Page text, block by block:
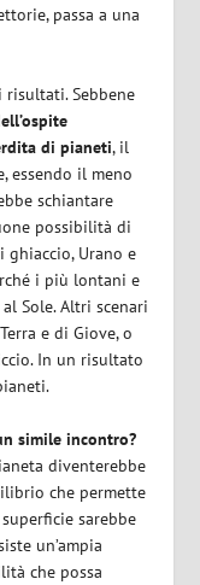
passa a una
risultati. Sebbene
di pianeti, il
essendo il meno
schiantare
possibilità di
Urano e
i più lontani e
Sole. Altri scenari
e di Giove, o
In un risultato
simile incontro?
diventerebbe
che permette
sarebbe
un’ampia
che possa